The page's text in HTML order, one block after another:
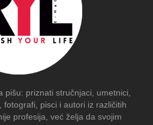
pišu: priznati stručnjaci, umetnici,
fotografi, pisci i autori iz različitih
profesija, već želja da svojim